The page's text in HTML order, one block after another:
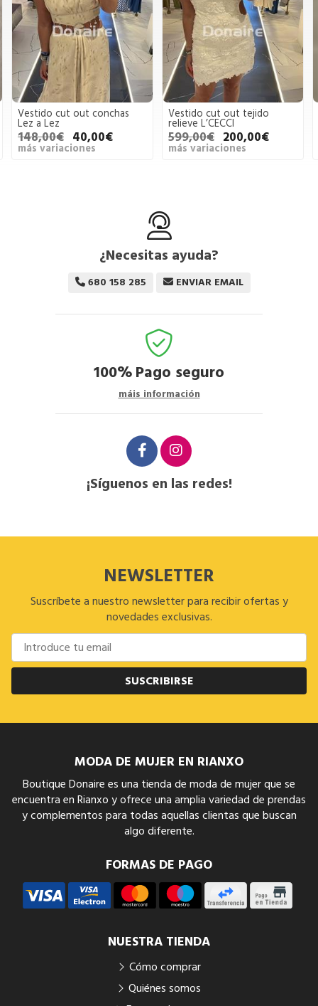
Vestido cut out conchas
Lez a Lez
148,00€ 40,00€
más variaciones
Vestido cut out tejido
relieve L’CECCI
599,00€ 200,00€
más variaciones
¿Necesitas ayuda?
680 158 285 ENVIAR EMAIL
100%Pago seguro
máis información
¡Síguenos en las redes!
NEWSLETTER
Suscríbete a nuestro newsletter para recibir ofertas y
novedades exclusivas.
SUSCRIBIRSE
MODA DE MUJER EN RIANXO
Boutique Donaire es una tienda de moda de mujer que se
encuentra en Rianxo y ofrece una amplia variedad de prendas
y complementos para todas aquellas clientas que buscan
algo diferente.
FORMAS DE PAGO
NUESTRA TIENDA
Cómo comprar
Quiénes somos